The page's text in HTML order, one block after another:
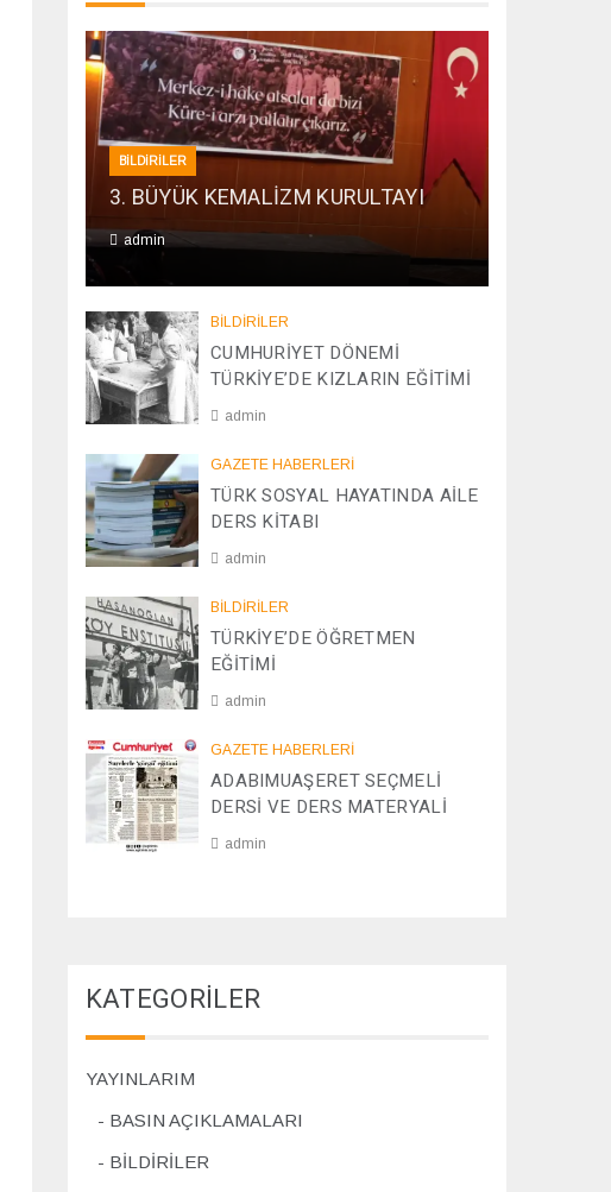
BİLDİRİLER
3. BÜYÜK KEMALİZM KURULTAYI
admin
/
0
1
2
2
6
BİLDİRİLER
CUMHURİYET DÖNEMİ
TÜRKİYE’DE KIZLARIN EĞİTİMİ
admin
2
/
0
2
2
GAZETE HABERLERİ
TÜRK SOSYAL HAYATINDA AİLE
DERS KİTABI
admin
0
/
2
2
4
BİLDİRİLER
TÜRKİYE’DE ÖĞRETMEN
EĞİTİMİ
admin
2
/
1
GAZETE HABERLERİ
ADABIMUAŞERET SEÇMELİ
DERSİ VE DERS MATERYALİ
admin
KATEGORİLER
YAYINLARIM
BASIN AÇIKLAMALARI
BİLDİRİLER